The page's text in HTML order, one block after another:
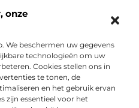
onze
We beschermen uw gegevens
technologieën om uw
Cookies stellen ons in
te tonen, de
en het gebruik ervan
zijn essentieel voor het
inzichten en
strategieën en
naar een hoger
conversie.nl – jouw